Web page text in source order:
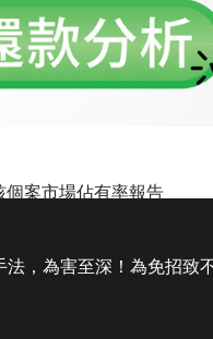
案市場佔有率報告
法，為害至深！為免招致